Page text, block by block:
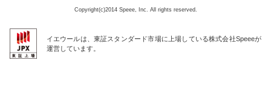
Copyright(c)2014 Speee, Inc. All rights reserved.
イエウールは、東証スタンダード市場に上場している株式会社Speeeが
運営しています。